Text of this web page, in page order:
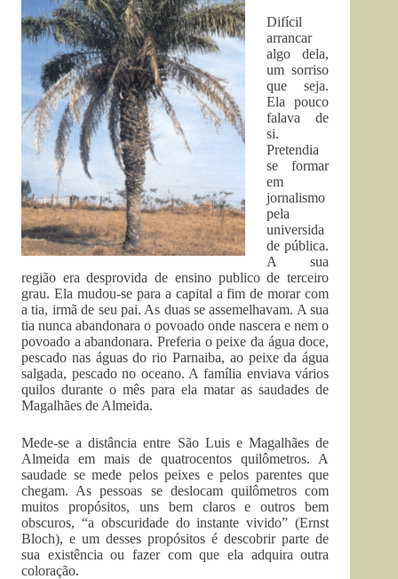
Difícil
arrancar
algo dela,
um sorriso
que seja.
Ela pouco
falava de
si.
Pretendia
se formar
em
jornalismo
pela
universida
de pública.
A sua
região era desprovida de ensino publico de terceiro
grau. Ela mudou-se para a capital a fim de morar com
a tia, irmã de seu pai. As duas se assemelhavam. A sua
tia nunca abandonara o povoado onde nascera e nem o
povoado a abandonara. Preferia o peixe da água doce,
pescado nas águas do rio Parnaiba, ao peixe da água
salgada, pescado no oceano. A família enviava vários
quilos durante o mês para ela matar as saudades de
Magalhães de Almeida.
Mede-se a distância entre São Luis e Magalhães de
Almeida em mais de quatrocentos quilômetros. A
saudade se mede pelos peixes e pelos parentes que
chegam. As pessoas se deslocam quilômetros com
muitos propósitos, uns bem claros e outros bem
obscuros, “a obscuridade do instante vivido” (Ernst
Bloch), e um desses propósitos é descobrir parte de
sua existência ou fazer com que ela adquira outra
coloração.